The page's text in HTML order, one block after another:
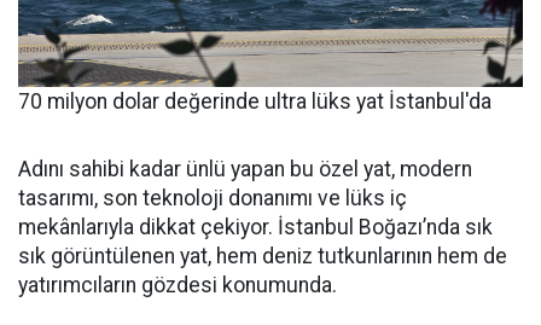
70 milyon dolar değerinde ultra lüks yat İstanbul'da
Adını sahibi kadar ünlü yapan bu özel yat, modern
tasarımı, son teknoloji donanımı ve lüks iç
mekânlarıyla dikkat çekiyor. İstanbul Boğazı’nda sık
sık görüntülenen yat, hem deniz tutkunlarının hem de
yatırımcıların gözdesi konumunda.